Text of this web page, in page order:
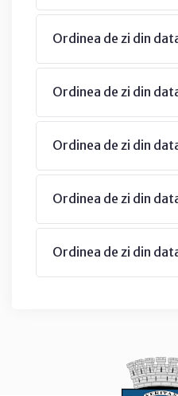
Ordinea de zi din
Ordinea de zi din
Ordinea de zi din
Ordinea de zi din
Ordinea de zi din